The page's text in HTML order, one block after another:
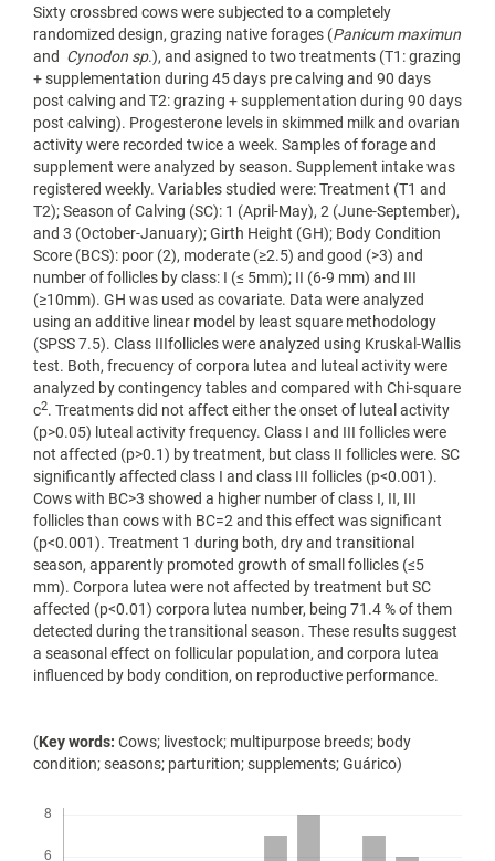
Sixty crossbred cows were subjected to a completely
randomized design, grazing native forages (Panicum maximun
and Cynodon sp.), and asigned to two treatments (T1: grazing
+ supplementation during 45 days pre calving and 90 days
post calving and T2: grazing + supplementation during 90 days
post calving). Progesterone levels in skimmed milk and ovarian
activity were recorded twice a week. Samples of forage and
supplement were analyzed by season. Supplement intake was
registered weekly. Variables studied were: Treatment (T1 and
T2); Season of Calving (SC): 1 (April-May), 2 (June-September),
and 3 (October-January); Girth Height (GH); Body Condition
Score (BCS): poor (2), moderate (≥2.5) and good (>3) and
number of follicles by class: I (≤ 5mm); II (6-9 mm) and III
(≥10mm). GH was used as covariate. Data were analyzed
using an additive linear model by least square methodology
(SPSS 7.5). Class IIIfollicles were analyzed using Kruskal-Wallis
test. Both, frecuency of corpora lutea and luteal activity were
analyzed by contingency tables and compared with Chi-square
c2. Treatments did not affect either the onset of luteal activity
(p>0.05) luteal activity frequency. Class I and III follicles were
not affected (p>0.1) by treatment, but class II follicles were. SC
significantly affected class I and class III follicles (p<0.001).
Cows with BC>3 showed a higher number of class I, II, III
follicles than cows with BC=2 and this effect was significant
(p<0.001). Treatment 1 during both, dry and transitional
season, apparently promoted growth of small follicles (≤5
mm). Corpora lutea were not affected by treatment but SC
affected (p<0.01) corpora lutea number, being 71.4 % of them
detected during the transitional season. These results suggest
a seasonal effect on follicular population, and corpora lutea
influenced by body condition, on reproductive performance.
(Key words: Cows; livestock; multipurpose breeds; body
condition; seasons; parturition; supplements; Guárico)